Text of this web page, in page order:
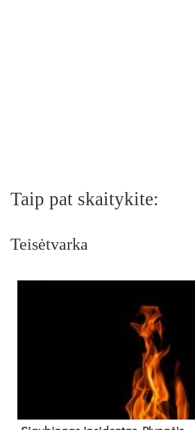
Taip pat skaitykite:
Teisėtvarka